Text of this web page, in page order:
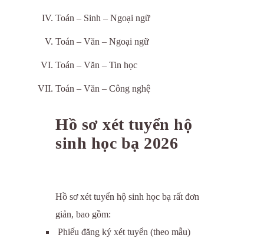
Toán – Sinh – Ngoại ngữ
Toán – Văn – Ngoại ngữ
Toán – Văn – Tin học
Toán – Văn – Công nghệ
Hồ sơ xét tuyển hộ
sinh học bạ 2026
Hồ sơ xét tuyển hộ sinh học bạ rất đơn
giản, bao gồm:
Phiếu đăng ký xét tuyển (theo mẫu)